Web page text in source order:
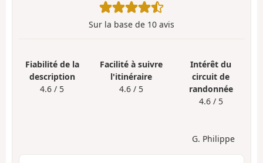
Sur la base de 10 avis
Fiabilité de la
description
4.6 / 5
Facilité à suivre
l'itinéraire
4.6 / 5
Intérêt du
circuit de
randonnée
4.6 / 5
G. Philippe